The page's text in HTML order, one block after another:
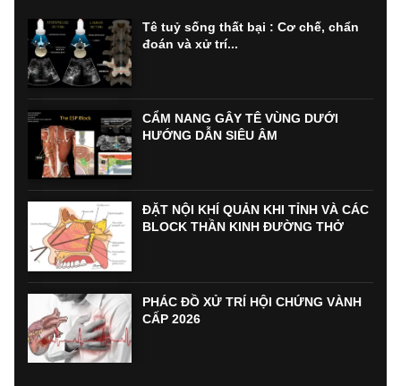
Tê tuỷ sống thất bại : Cơ chế, chẩn
đoán và xử trí...
CẨM NANG GÂY TÊ VÙNG DƯỚI
HƯỚNG DẪN SIÊU ÂM
ĐẶT NỘI KHÍ QUẢN KHI TỈNH VÀ CÁC
BLOCK THẦN KINH ĐƯỜNG THỞ
PHÁC ĐỒ XỬ TRÍ HỘI CHỨNG VÀNH
CẤP 2026